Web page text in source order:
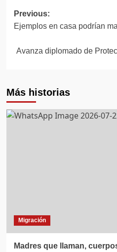
Post
navigation
Previous:
Ejemplos en casa podrían
Avanza diplomado de
Más historias
Migración
Madres que llaman,